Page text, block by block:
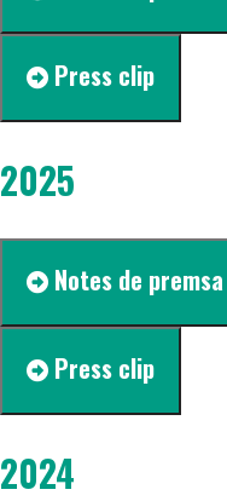
Press clip
2025
Notes de premsa
Press clip
2024